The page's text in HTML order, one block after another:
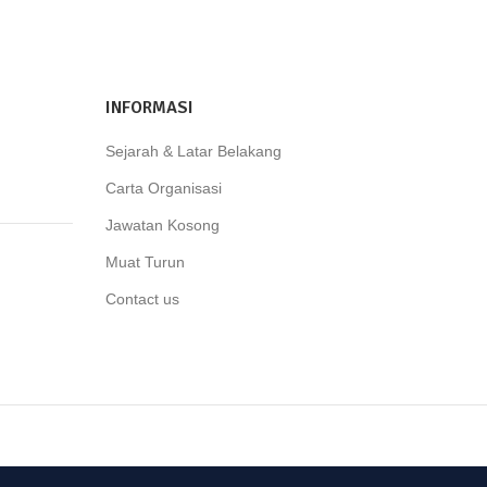
INFORMASI
Sejarah & Latar Belakang
Carta Organisasi
Jawatan Kosong
Muat Turun
Contact us